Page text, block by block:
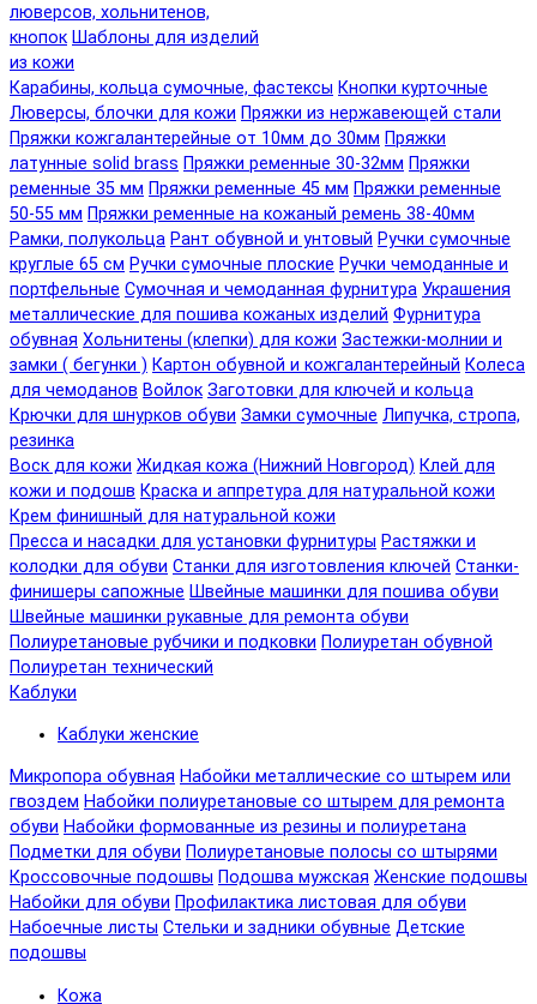
люверсов, хольнитенов,
кнопок Шаблоны для изделий
из кожи
Карабины, кольца сумочные, фастексы Кнопки курточные
Люверсы, блочки для кожи Пряжки из нержавеющей стали
Пряжки кожгалантерейные от 10мм до 30мм Пряжки
латунные solid brass Пряжки ременные 30-32мм Пряжки
ременные 35 мм Пряжки ременные 45 мм Пряжки ременные
50-55 мм Пряжки ременные на кожаный ремень 38-40мм
Рамки, полукольца Рант обувной и унтовый Ручки сумочные
круглые 65 см Ручки сумочные плоские Ручки чемоданные и
портфельные Сумочная и чемоданная фурнитура Украшения
металлические для пошива кожаных изделий Фурнитура
обувная Хольнитены (клепки) для кожи Застежки-молнии и
замки ( бегунки ) Картон обувной и кожгалантерейный Колеса
для чемоданов Войлок Заготовки для ключей и кольца
Крючки для шнурков обуви Замки сумочные Липучка, стропа,
резинка
Воск для кожи Жидкая кожа (Нижний Новгород) Клей для
кожи и подошв Краска и аппретура для натуральной кожи
Крем финишный для натуральной кожи
Пресса и насадки для установки фурнитуры Растяжки и
колодки для обуви Станки для изготовления ключей Станки-
финишеры сапожные Швейные машинки для пошива обуви
Швейные машинки рукавные для ремонта обуви
Полиуретановые рубчики и подковки Полиуретан обувной
Полиуретан технический
Каблуки
Каблуки женские
Микропора обувная Набойки металлические со штырем или
гвоздем Набойки полиуретановые со штырем для ремонта
обуви Набойки формованные из резины и полиуретана
Подметки для обуви Полиуретановые полосы со штырями
Кроссовочные подошвы Подошва мужская Женские подошвы
Набойки для обуви Профилактика листовая для обуви
Набоечные листы Стельки и задники обувные Детские
подошвы
Кожа